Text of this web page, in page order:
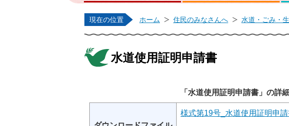
現在の位置 ホーム 住民のみなさんへ 水道・ごみ・
水道使用証明申請書
「水道使用証明申請書」の詳細
様式第19号_水道使用証明申